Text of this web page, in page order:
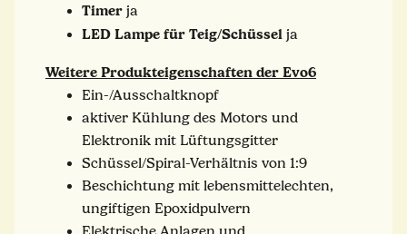
Timer ja
LED Lampe für Teig/Schüssel ja
Weitere Produkteigenschaften der Evo6
Ein-/Ausschaltknopf
aktiver Kühlung des Motors und
Elektronik mit Lüftungsgitter
Schüssel/Spiral-Verhältnis von 1:9
Beschichtung mit lebensmittelechten,
ungiftigen Epoxidpulvern